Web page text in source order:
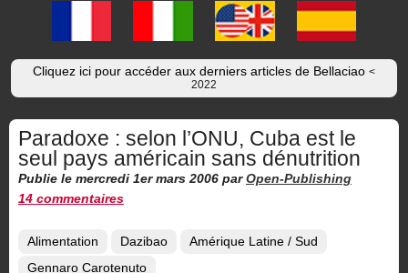
Cliquez ici pour accéder aux derniers articles de Bellaciao <
2022
Paradoxe : selon l’ONU, Cuba est le
seul pays américain sans dénutrition
Publie le mercredi 1er mars 2006 par Open-Publishing
14 commentaires
Alimentation Dazibao
Amérique Latine / Sud
Gennaro Carotenuto